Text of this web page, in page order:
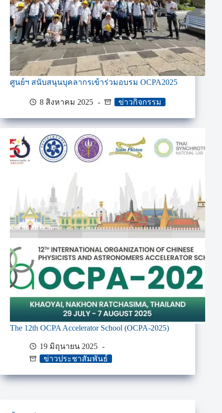
ศูนย์ฯ สนับสนุนบุคลากรเข้าร่วมอบรม OCPA2025
8 สิงหาคม 2025 ข่าวกิจกรรม
The 12th OCPA Accelerator School (OCPA-2025)
19 มิถุนายน 2025
ข่าวประชาสัมพันธ์